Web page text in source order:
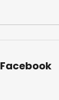
Facebook